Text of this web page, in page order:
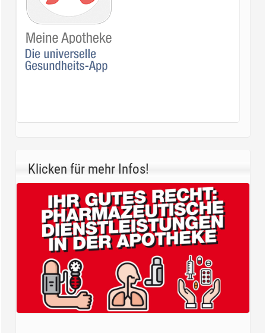
Klicken für mehr Infos!